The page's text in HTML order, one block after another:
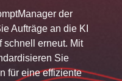
der
Aufträge an die KI
schnell erneut. Mit
Sie
für eine effiziente